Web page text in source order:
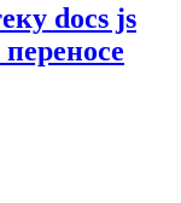
docs js